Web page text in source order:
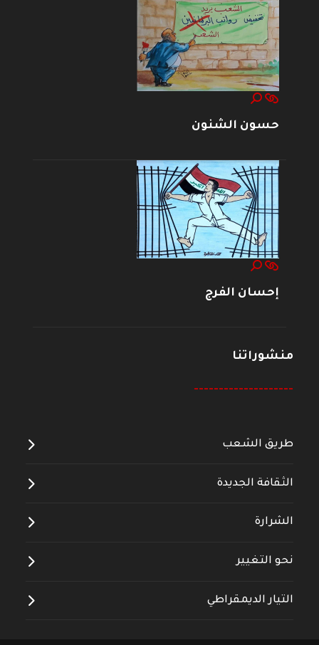
حسون الشنون
إحسان الفرج
منشوراتنا
--------------------
طريق الشعب
الثقافة الجديدة
الشرارة
نحو التغيير
التيار الديمقراطي